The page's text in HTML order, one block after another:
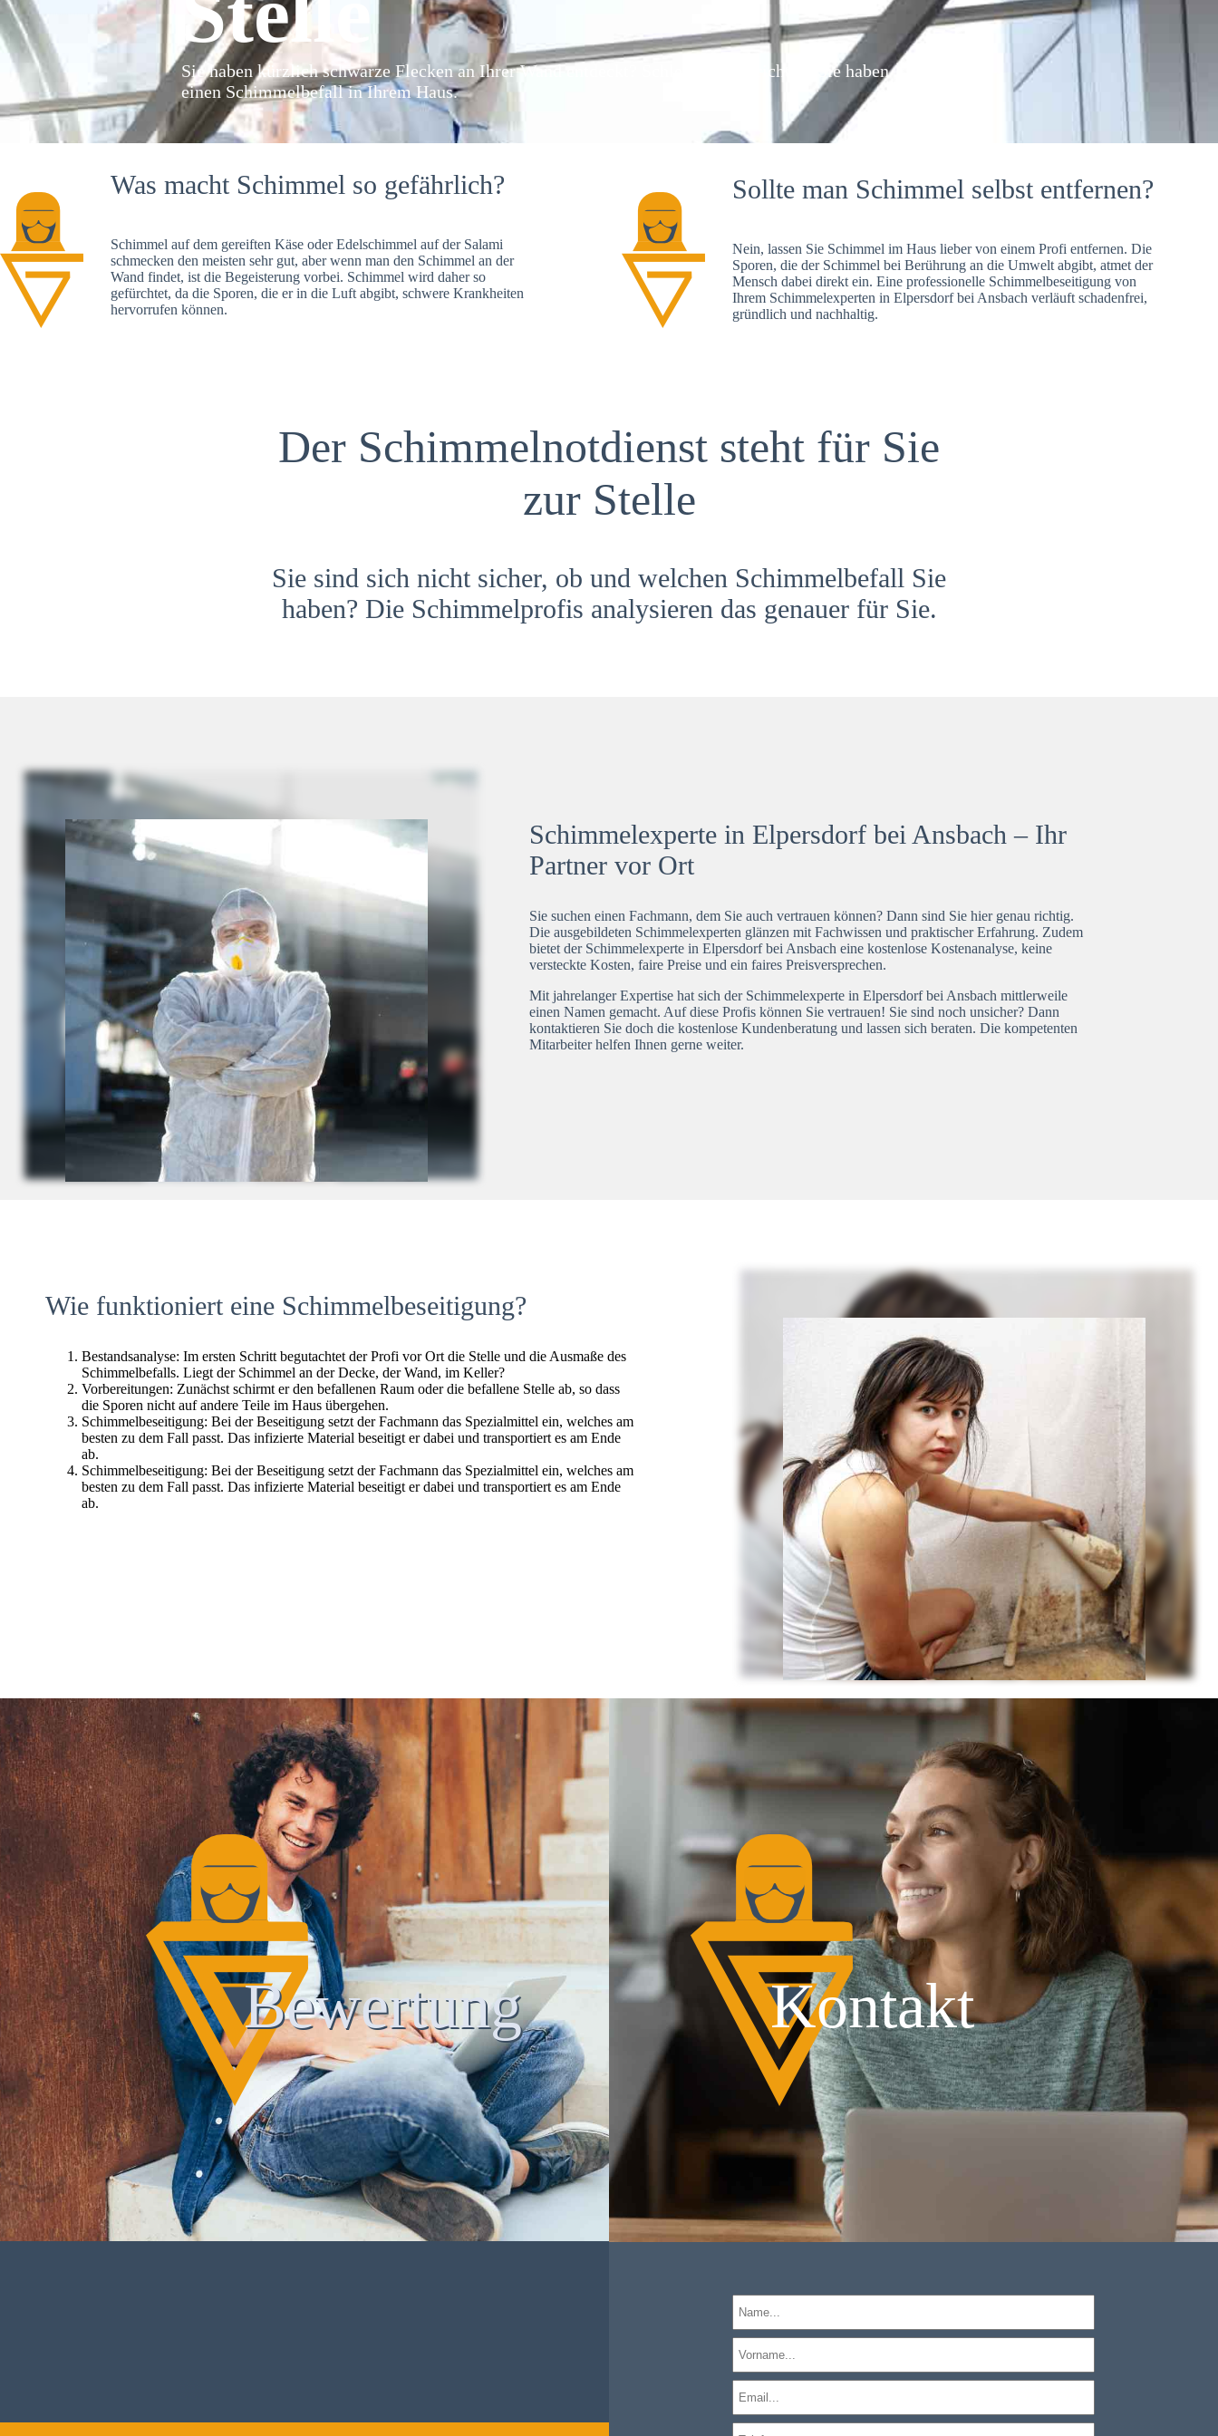
Sie haben kürzlich schwarze Flecken an Ihrer Wand entdeckt? Schlechte Nachrichten: Sie haben
einen Schimmelbefall in Ihrem Haus.
Was macht Schimmel so gefährlich?
Schimmel auf dem gereiften Käse oder Edelschimmel auf der Salami
schmecken den meisten sehr gut, aber wenn man den Schimmel an der
Wand findet, ist die Begeisterung vorbei. Schimmel wird daher so
gefürchtet, da die Sporen, die er in die Luft abgibt, schwere Krankheiten
hervorrufen können.
Sollte man Schimmel selbst entfernen?
Nein, lassen Sie Schimmel im Haus lieber von einem Profi entfernen. Die
Sporen, die der Schimmel bei Berührung an die Umwelt abgibt, atmet der
Mensch dabei direkt ein. Eine professionelle Schimmelbeseitigung von
Ihrem Schimmelexperten in Elpersdorf bei Ansbach verläuft schadenfrei,
gründlich und nachhaltig.
Der Schimmelnotdienst steht für Sie
zur Stelle
Sie sind sich nicht sicher, ob und welchen Schimmelbefall Sie
haben? Die Schimmelprofis analysieren das genauer für Sie.
Schimmelexperte in Elpersdorf bei Ansbach – Ihr
Partner vor Ort
Sie suchen einen Fachmann, dem Sie auch vertrauen können? Dann sind Sie hier genau richtig.
Die ausgebildeten Schimmelexperten glänzen mit Fachwissen und praktischer Erfahrung. Zudem
bietet der Schimmelexperte in Elpersdorf bei Ansbach eine kostenlose Kostenanalyse, keine
versteckte Kosten, faire Preise und ein faires Preisversprechen.
Mit jahrelanger Expertise hat sich der Schimmelexperte in Elpersdorf bei Ansbach mittlerweile
einen Namen gemacht. Auf diese Profis können Sie vertrauen! Sie sind noch unsicher? Dann
kontaktieren Sie doch die kostenlose Kundenberatung und lassen sich beraten. Die kompetenten
Mitarbeiter helfen Ihnen gerne weiter.
Wie funktioniert eine Schimmelbeseitigung?
Bestandsanalyse: Im ersten Schritt begutachtet der Profi vor Ort die Stelle und die Ausmaße des
Schimmelbefalls. Liegt der Schimmel an der Decke, der Wand, im Keller?
Vorbereitungen: Zunächst schirmt er den befallenen Raum oder die befallene Stelle ab, so dass
die Sporen nicht auf andere Teile im Haus übergehen.
Schimmelbeseitigung: Bei der Beseitigung setzt der Fachmann das Spezialmittel ein, welches am
besten zu dem Fall passt. Das infizierte Material beseitigt er dabei und transportiert es am Ende
ab.
Schimmelbeseitigung: Bei der Beseitigung setzt der Fachmann das Spezialmittel ein, welches am
besten zu dem Fall passt. Das infizierte Material beseitigt er dabei und transportiert es am Ende
ab.
Bewertung Kontakt